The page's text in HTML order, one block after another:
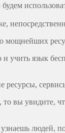
учить язык
вы увидите,
людей,